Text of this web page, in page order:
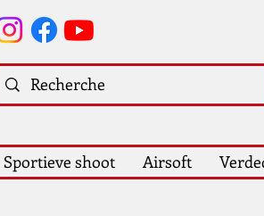
Sportieve shoot Airsoft